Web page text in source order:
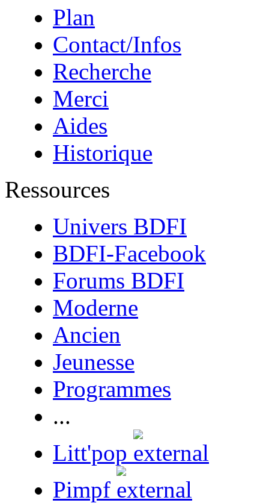
Plan
Contact/Infos
Recherche
Merci
Aides
Historique
Ressources
Univers BDFI
BDFI-Facebook
Forums BDFI
Moderne
Ancien
Jeunesse
Programmes
...
Litt'pop
Pimpf